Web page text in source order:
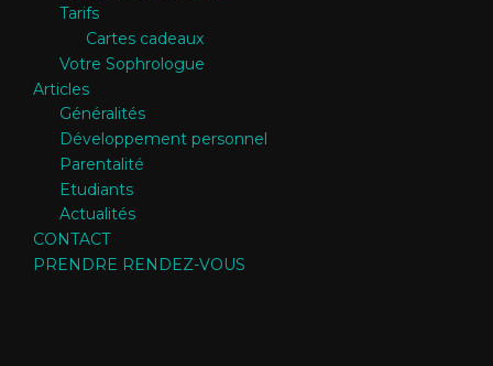
Tarifs
Cartes cadeaux
Votre Sophrologue
Articles
Généralités
Développement personnel
Parentalité
Etudiants
Actualités
CONTACT
PRENDRE RENDEZ-VOUS